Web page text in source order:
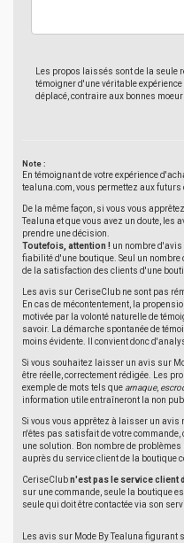
Les propos laissés sont de la
témoigner d'une véritable
déplacé, contraire aux bonnes
Note :
En témoignant de votre expérience
tealuna.com, vous permettez aux
De la même façon, si vous vous
Tealuna et que vous avez un doute, les
prendre une décision.
Toutefois, attention ! un nombre d'avis
fiabilité d'une boutique. Seul un
de la satisfaction des clients d'une
Les avis sur CeriseClub ne sont pas
En cas de mécontentement, la
motivée par la volonté naturelle de
savoir. La démarche spontanée de
moins évidente. Il convient donc
Si vous souhaitez laisser un avis sur
être réelle, correctement rédigée. Les
exemple de mots tels que arnaque,
information utile entraîneront la non
Si vous vous apprêtez à laisser un avis
n'êtes pas satisfait de votre
une solution. Bon nombre de
auprès du service client de la boutique
CeriseClubn'est pas le service client
sur une commande, seule la boutique
seule qui doit être contactée via son
Les avis sur Mode By Tealuna figurant